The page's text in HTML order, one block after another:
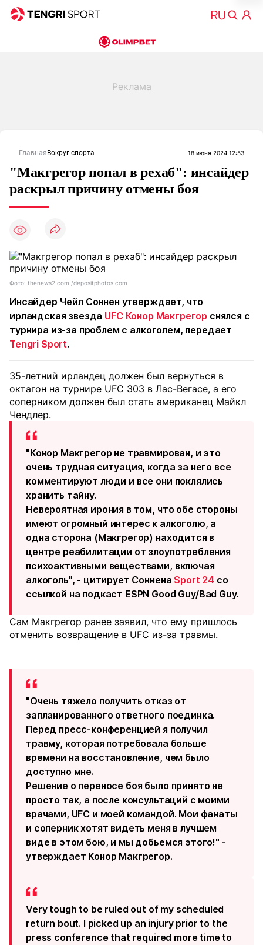
Главная Вокруг спорта 18 июня 2024 12:53
"Макгрегор попал в рехаб": инсайдер
раскрыл причину отмены боя
Фото: thenews2.com /depositphotos.com
Инсайдер Чейл Соннен утверждает, что
ирландская звезда UFC Конор Макгрегор снялся с
турнира из-за проблем с алкоголем, передает
Tengri Sport.
35-летний ирландец должен был вернуться в
октагон на турнире UFC 303 в Лас-Вегасе, а его
соперником должен был стать американец Майкл
Чендлер.
"Конор Макгрегор не травмирован, и это
очень трудная ситуация, когда за него все
комментируют люди и все они поклялись
хранить тайну.
Невероятная ирония в том, что обе стороны
имеют огромный интерес к алкоголю, а
одна сторона (Макгрегор) находится в
центре реабилитации от злоупотребления
психоактивными веществами, включая
алкоголь", - цитирует Соннена Sport 24 со
ссылкой на подкаст ESPN Good Guy/Bad Guy.
Сам Макгрегор ранее заявил, что ему пришлось
отменить возвращение в UFC из-за травмы.
"Очень тяжело получить отказ от
запланированного ответного поединка.
Перед пресс-конференцией я получил
травму, которая потребовала больше
времени на восстановление, чем было
доступно мне.
Решение о переносе боя было принято не
просто так, а после консультаций с моими
врачами, UFC и моей командой. Мои фанаты
и соперник хотят видеть меня в лучшем
виде в этом бою, и мы добьемся этого!" -
утверждает Конор Макгрегор.
Very tough to be ruled out of my scheduled
return bout. I picked up an injury prior to the
press conference that required more time to